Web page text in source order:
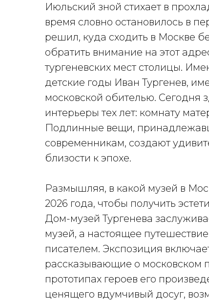
Июльский зной стихает в
время словно остановилось в
решил, куда сходить в Москве
обратить внимание на этот
тургеневских мест столицы.
детские годы Иван Тургенев,
московской обителью. Сегодня
интерьеры тех лет: комнату
Подлинные вещи,
современникам, создают
близости к эпохе.
Размышляя, в какой музей в
2026 года, чтобы получить
Дом-музей Тургенева
музей, а настоящее
писателем. Экспозиция
рассказывающие о московском
прототипах героев его
ценящего вдумчивый досуг,